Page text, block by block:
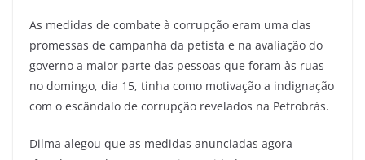
As medidas de combate à corrupção eram uma das
promessas de campanha da petista e na avaliação do
governo a maior parte das pessoas que foram às ruas
no domingo, dia 15, tinha como motivação a indignação
com o escândalo de corrupção revelados na Petrobrás.
Dilma alegou que as medidas anunciadas agora